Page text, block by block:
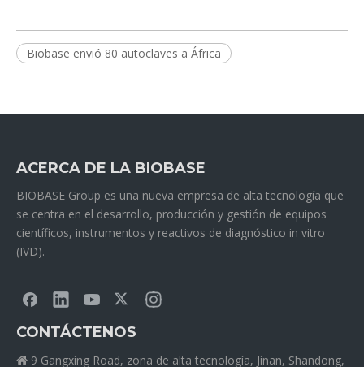
Biobase envió 80 autoclaves a África
ACERCA DE LA BIOBASE
BIOBASE Group es una nueva empresa de alta tecnología que
se centra en el desarrollo, producción y gestión de equipos
científicos, instrumentos y reactivos de diagnóstico in vitro
(IVD).
CONTÁCTENOS
 9 Gangxing Road, zona de alta tecnología, Jinan, Shandong,